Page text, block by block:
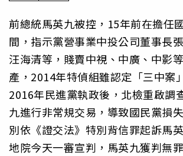
前總統馬英九被控，15年前在擔任
間，指示黨營事業中投公司董事長
汪海清等，賤賣中視、中廣、中影
產，2014年特偵組雖認定「三中案
2016年民進黨執政後，北檢重啟調
九進行非常規交易，導致國民黨損
別依《證交法》特別背信罪起訴馬
地院今天一審宣判，馬英九獲判無